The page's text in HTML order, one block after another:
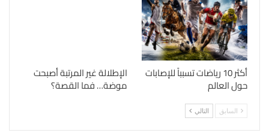
أكثر 10 رياضات تسبباً للإصابات
حول العالم
الإطلالة غير المرتبة أصبحت
موضة… فما القصة؟
السابق التالي